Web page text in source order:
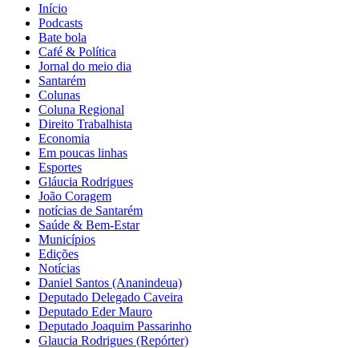
Início
Podcasts
Bate bola
Café & Política
Jornal do meio dia
Santarém
Colunas
Coluna Regional
Direito Trabalhista
Economia
Em poucas linhas
Esportes
Gláucia Rodrigues
João Coragem
notícias de Santarém
Saúde & Bem-Estar
Municípios
Edições
Notícias
Daniel Santos (Ananindeua)
Deputado Delegado Caveira
Deputado Eder Mauro
Deputado Joaquim Passarinho
Glaucia Rodrigues (Repórter)